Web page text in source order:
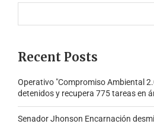
Recent Posts
Operativo "Compromiso Ambiental
detenidos y recupera 775 tareas en
Senador Jhonson Encarnación